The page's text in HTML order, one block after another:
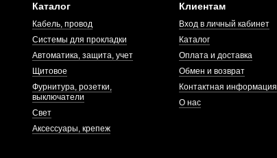
Каталог
Кабель, провод
Системы для прокладки
Автоматика, защита, учет
Щитовое
Фурнитура, розетки,
выключатели
Свет
Аксессуары, крепеж
Клиентам
Вход в личный кабинет
Каталог
Оплата и доставка
Обмен и возврат
Контактная информация
О нас